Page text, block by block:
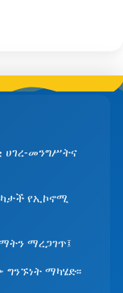
ሀገረ-መንግሥትና
የኢኮኖሚ
ማረጋገጥ፤
ማካሄድ፡፡